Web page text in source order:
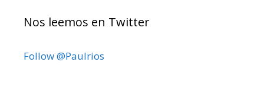
Nos leemos en Twitter
Follow @Paulrios